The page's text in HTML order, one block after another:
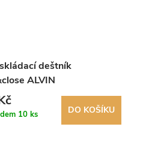
deštník
ALVIN
šedý 5468
10 ks DO KOŠÍKU